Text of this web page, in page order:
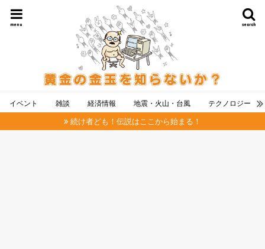
search
menu
イベント 雑談 経済情報 地震・火山・台風 テクノロジー
続け者ども！伝説はここから始まる！